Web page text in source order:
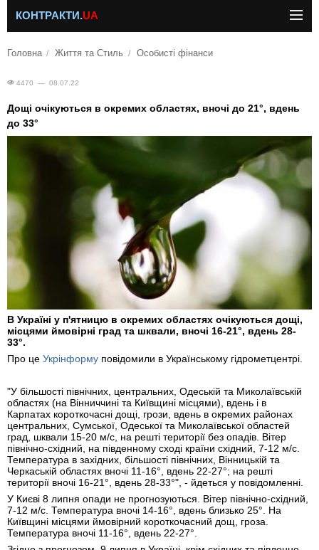
КОНТРАКТИ.UA
Головна Життя та Стиль Особисті фінанси
4470 — 08.07.22
Дощі очікуються в окремих областях, вночі до 21°, вдень
до 33°
В Україні у п'ятницю в окремих областях очікуються дощі,
місцями ймовірні град та шквали, вночі 16-21°, вдень 28-
33°.
Про це Укрінформу повідомили в Українському гідрометцентрі.
"У більшості північних, центральних, Одеській та Миколаївській
областях (на Вінниччині та Київщині місцями), вдень і в
Карпатах короткочасні дощі, грози, вдень в окремих районах
центральних, Сумської, Одеської та Миколаївської областей
град, шквали 15-20 м/с, на решті території без опадів. Вітер
північно-східний, на південному сході країни східний, 7-12 м/с.
Температура в західних, більшості північних, Вінницькій та
Черкаській областях вночі 11-16°, вдень 22-27°; на решті
території вночі 16-21°, вдень 28-33°", - йдеться у повідомленні.
У Києві 8 липня опади не прогнозуються. Вітер північно-східний,
7-12 м/с. Температура вночі 14-16°, вдень близько 25°. На
Київщині місцями ймовірний короткочасний дощ, гроза.
Температура вночі 11-16°, вдень 22-27°.